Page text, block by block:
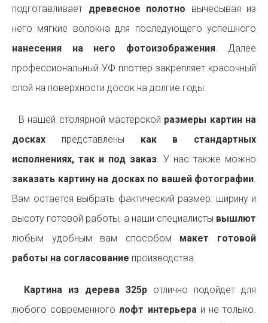
подготавливает древесное полотно вычесывая из
него мягкие волокна для последующего успешного
нанесения на него фотоизображения. Далее
профессиональный УФ плоттер закрепляет красочный
слой на поверхности досок на долгие годы.
В нашей столярной мастерской размеры картин на
досках представлены как в стандартных
исполнениях, так и под заказ. У нас также можно
заказать картину на досках по вашей фотографии.
Вам остается выбрать фактический размер: ширину и
высоту готовой работы, а наши специалисты вышлют
любым удобным вам способом макет готовой
работы на согласование производства.
Картина из дерева 325p отлично подойдет для
любого современноголофт интерьераи не только.